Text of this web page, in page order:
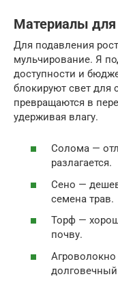
Материалы
Для подавления
мульчирование. Я
доступности и
блокируют свет для
превращаются в
удерживая влагу.
Солома —
разлагается.
Сено —
семена трав.
Торф —
почву.